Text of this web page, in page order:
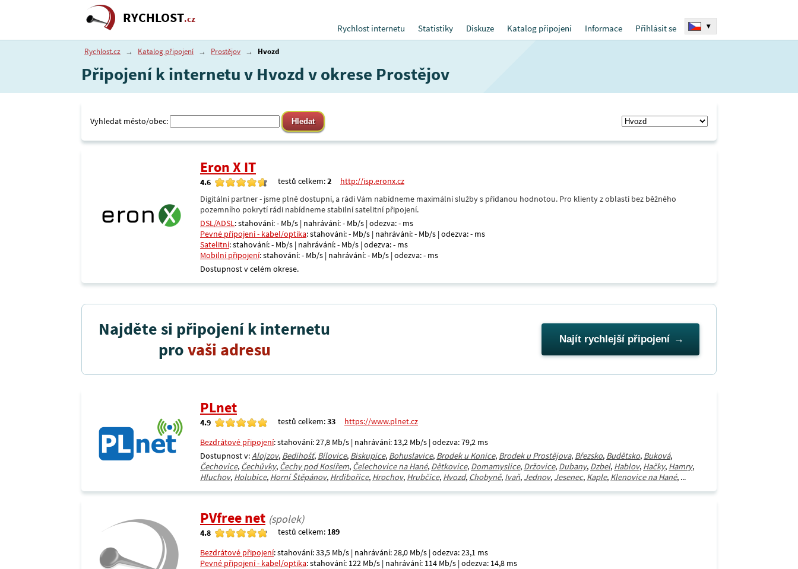
RYCHLOST.cz
Rychlost internetu
Statistiky Diskuze Katalog připojení Informace Přihlásit se ▾
Rychlost.cz → Katalog připojení → Prostějov → Hvozd
Připojení k internetu v Hvozd v okrese Prostějov
Vyhledat město/obec:
Eron X IT
4.6 testů celkem:2
http://isp.eronx.cz
Digitální partner - jsme plně dostupní, a rádi Vám nabídneme maximální služby s přidanou hodnotou. Pro klienty z oblastí bez běžného
pozemního pokrytí rádi nabídneme stabilní satelitní připojení.
DSL/ADSL: stahování: - Mb/s | nahrávání: - Mb/s | odezva: - ms
Pevné připojení - kabel/optika: stahování: - Mb/s | nahrávání: - Mb/s | odezva: - ms
Satelitní: stahování: - Mb/s | nahrávání: - Mb/s | odezva: - ms
Mobilní připojení: stahování: - Mb/s | nahrávání: - Mb/s | odezva: - ms
Dostupnost v celém okrese.
Najděte si připojení k internetu
provaši adresu Najít rychlejší připojení
PLnet
4.9 testů celkem:33
https://www.plnet.cz
Bezdrátové připojení: stahování: 27,8 Mb/s | nahrávání: 13,2 Mb/s | odezva: 79,2 ms
Dostupnost v:Alojzov, Bedihošť, Bílovice, Biskupice, Bohuslavice, Brodek u Konice, Brodek u Prostějova, Březsko, Budětsko, Buková,
Čechovice, Čechůvky, Čechy pod Kosířem, Čelechovice na Hané, Dětkovice, Domamyslice, Držovice, Dubany, Dzbel, Hablov, Hačky, Hamry,
Hluchov, Holubice, Horní Štěpánov, Hrdibořice, Hrochov, Hrubčice, Hvozd, Chobyně, Ivaň, Jednov, Jesenec, Kaple, Klenovice na Hané, ...
PVfree net (spolek)
4.8 testů celkem: 189
Bezdrátové připojení: stahování: 33,5 Mb/s | nahrávání: 28,0 Mb/s | odezva: 23,1 ms
Pevné připojení - kabel/optika: stahování: 122 Mb/s | nahrávání: 114 Mb/s | odezva: 14,8 ms